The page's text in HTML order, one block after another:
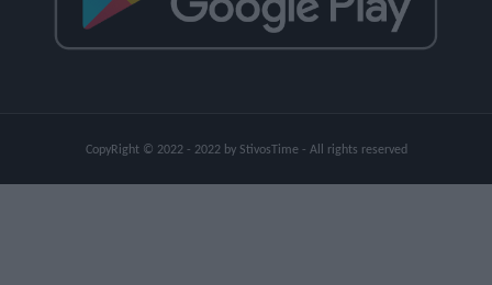
CopyRight © 2022 - 2022 by StivosTime - All rights reserved